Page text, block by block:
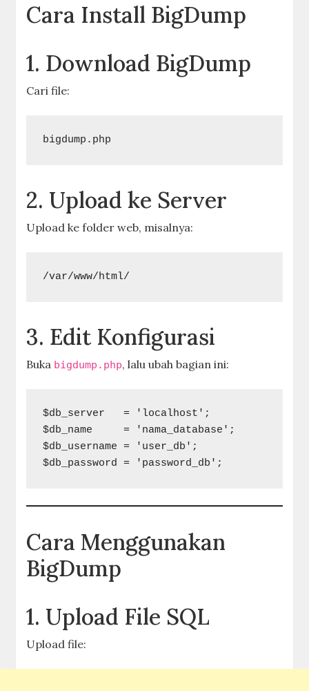
Cara Install BigDump
1. Download BigDump
Cari file:
bigdump.php
2. Upload ke Server
Upload ke folder web, misalnya:
/var/www/html/
3. Edit Konfigurasi
Buka bigdump.php, lalu ubah bagian ini:
$db_server   = 'localhost';
$db_name     = 'nama_database';
$db_username = 'user_db';
$db_password = 'password_db';
Cara Menggunakan
BigDump
1. Upload File SQL
Upload file: